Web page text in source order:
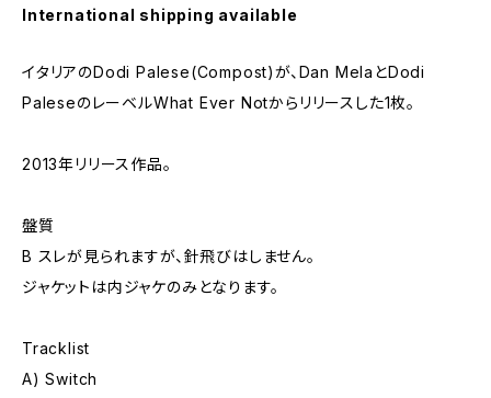
International shipping available
イタリアのDodi Palese(Compost)が、Dan MelaとDodi
PaleseのレーベルWhat Ever Notからリリースした1枚。
2013年リリース作品。
盤質
B スレが見られますが、針飛びはしません。
ジャケットは内ジャケのみとなります。
Tracklist
A) Switch